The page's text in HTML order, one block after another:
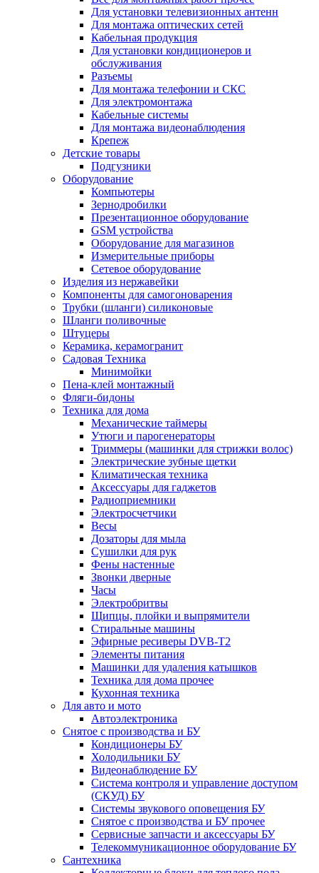
Для установки телевизионных антенн
Для монтажа оптических сетей
Кабельная продукция
Для установки кондиционеров и
обслуживания
Разъемы
Для монтажа телефонии и СКС
Для электромонтажа
Кабельные системы
Для монтажа видеонаблюдения
Крепеж
Детские товары
Подгузники
Оборудование
Компьютеры
Зернодробилки
Презентационное оборудование
GSM устройства
Оборудование для магазинов
Измерительные приборы
Сетевое оборудование
Изделия из нержавейки
Компоненты для самогоноварения
Трубки (шланги) силиконовые
Шланги поливочные
Штуцеры
Керамика, керамогранит
Садовая Техника
Минимойки
Пена-клей монтажный
Фляги-бидоны
Техника для дома
Механические таймеры
Утюги и парогенераторы
Триммеры (машинки для стрижки волос)
Электрические зубные щетки
Климатическая техника
Аксессуары для гаджетов
Радиоприемники
Электросчетчики
Весы
Дозаторы для мыла
Сушилки для рук
Фены настенные
Звонки дверные
Часы
Электробритвы
Щипцы, плойки и выпрямители
Стиральные машины
Эфирные ресиверы DVB-T2
Элементы питания
Машинки для удаления катышков
Техника для дома прочее
Кухонная техника
Для авто и мото
Автоэлектроника
Снятое с производства и БУ
Кондиционеры БУ
Холодильники БУ
Видеонаблюдение БУ
Система контроля и управление доступом
(СКУД) БУ
Системы звукового оповещения БУ
Снятое с производства и БУ прочее
Сервисные запчасти и аксессуары БУ
Телекоммуникационное оборудование БУ
Сантехника